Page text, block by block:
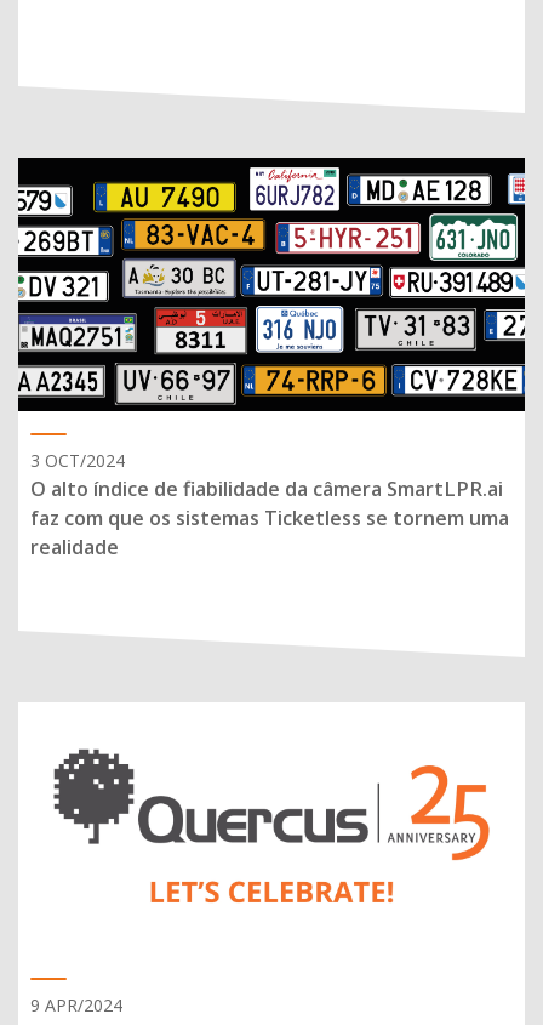
3 OCT/2024
O alto índice de fiabilidade da câmera SmartLPR.ai
faz com que os sistemas Ticketless se tornem uma
realidade
9 APR/2024